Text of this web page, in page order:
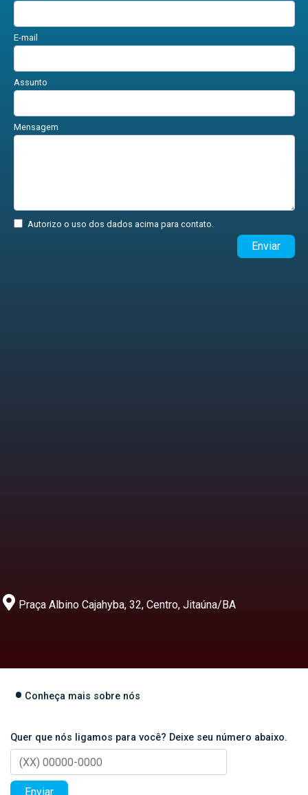
E-mail
Assunto
Mensagem
Autorizo o uso dos dados acima para contato.
Enviar
Praça Albino Cajahyba, 32, Centro, Jitaúna/BA
Conheça mais sobre nós
Quer que nós ligamos para você? Deixe seu número abaixo.
Enviar